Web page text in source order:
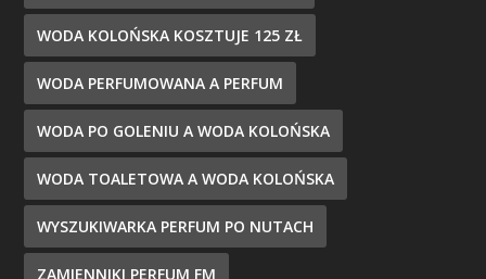
WODA KOLOŃSKA KOSZTUJE 125 ZŁ
WODA PERFUMOWANA A PERFUM
WODA PO GOLENIU A WODA KOLOŃSKA
WODA TOALETOWA A WODA KOLOŃSKA
WYSZUKIWARKA PERFUM PO NUTACH
ZAMIENNIKI PERFUM FM